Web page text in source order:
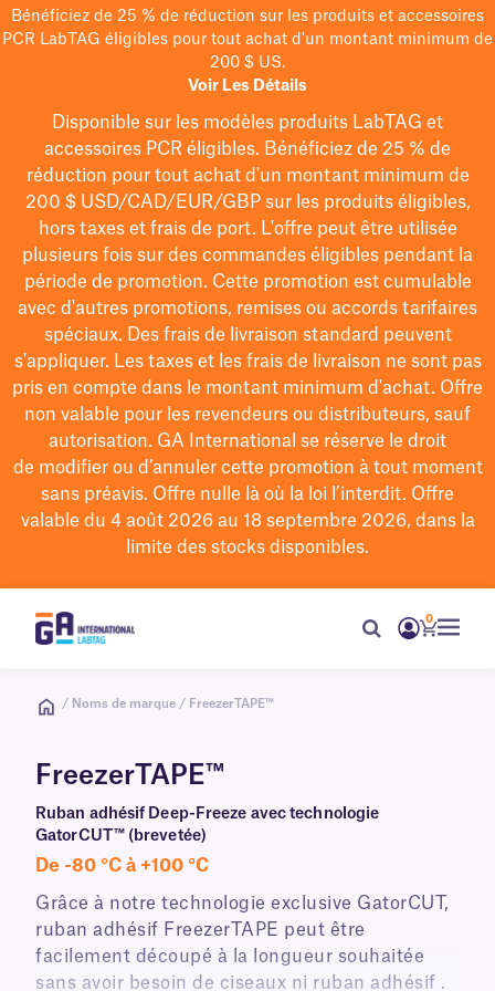
Bénéficiez de 25 % de réduction sur les produits et accessoires
PCR LabTAG éligibles pour tout achat d'un montant minimum de
200 $ US.
Voir Les Détails
Disponible sur les modèles produits LabTAG et
accessoires PCR éligibles. Bénéficiez de 25 % de
réduction pour tout achat d'un montant minimum de
200 $USD/CAD/EUR/GBPsur les produits éligibles,
hors taxes et frais de port. L'offre peut être utilisée
plusieurs fois sur des commandes éligibles pendant la
période de promotion. Cette promotion est cumulable
avec d'autres promotions, remises ou accords tarifaires
spéciaux. Des frais de livraison standard peuvent
s'appliquer. Les taxes et les frais de livraison ne sont pas
pris en compte dans le montant minimum d'achat. Offre
non valable pour les revendeurs ou distributeurs, sauf
autorisation. GA International se réserve le droit
de modifierou d’annuler cette promotion à tout moment
sans préavis. Offre nulle là où la loi l’interdit. Offre
valable du 4 août 2026 au 18 septembre 2026, dans la
limite des stocks disponibles.
0
/ Noms de marque / FreezerTAPE™
FreezerTAPE™
Ruban adhésif Deep-Freeze avec technologie
GatorCUT™ (brevetée)
De -80 °C à +100 °C
Grâce à notre technologie exclusive GatorCUT,
ruban adhésif FreezerTAPE peut être
facilement découpé à la longueur souhaitée
sans avoir besoin de ciseaux ni ruban adhésif .